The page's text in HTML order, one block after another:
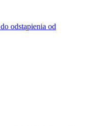
odstąpienia od